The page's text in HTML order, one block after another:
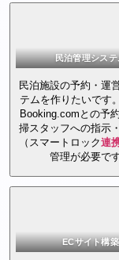
民泊管理システ
民泊施設の予約・運
テムを作りたいです
Booking.comとの予約
掃スタッフへの指示
（スマートロック連
管理が必要です
ECサイト構築